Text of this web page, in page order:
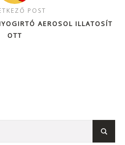
POST
AEROSOL ILLATOSÍT
OTT